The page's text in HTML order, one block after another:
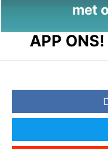
met
APP ONS!